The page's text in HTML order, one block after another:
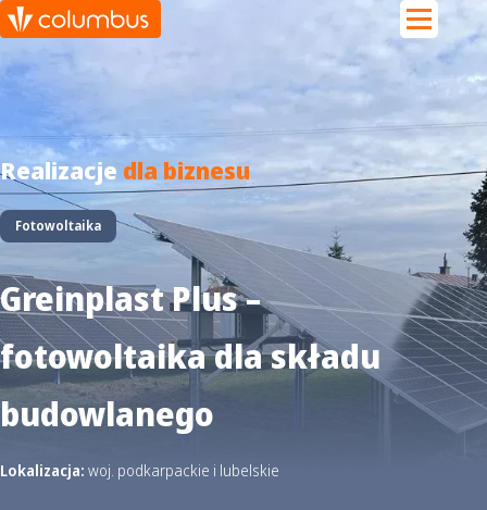
Realizacje dla biznesu
Fotowoltaika
Greinplast Plus –
fotowoltaika dla składu
budowlanego
Lokalizacja: woj. podkarpackie i lubelskie